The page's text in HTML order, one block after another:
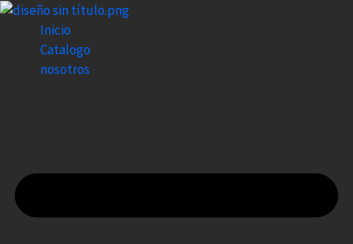
Ir
contenido
Inicio
Catalogo
nosotros